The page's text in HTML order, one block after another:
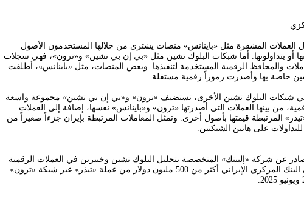
العملات المشفرة مثل «باينانس» منصات يشتري من خلالها المستخدمون الأصول
أو يتداولونها. أما شبكات البلوك تشين مثل «بي إن بي تشين» و«ترون»، فهي سجلات
والمحافظ الرقمية المستخدمة لتنفيذها. وبعض المنصات، مثل «باينانس»، أطلقت
خاصة بها وأصدرت رموزاً رقمية مستقلة.
شبكات البلوك تشين الأخرى، تستضيف «ترون» و«بي إن بي تشين» مجموعة واسعة
من بينها العملات التي أصدرتها «ترون» و«باينانس» نفسها، إضافة إلى العملات
المرتبطة قيمتها بأصول أخرى. وتمثل المعاملات المرتبطة بإيران جزءاً صغيراً من
على هاتين الشبكتين.
عن شركة «إليبتك» المتخصصة بتحليل البلوك تشين وخبيرين في العملات الرقمية
الإيرانية، اشترى البنك المركزي الإيراني أكثر من 500 مليون دولار من عملة «تيذر» عبر شبكة «ترون»